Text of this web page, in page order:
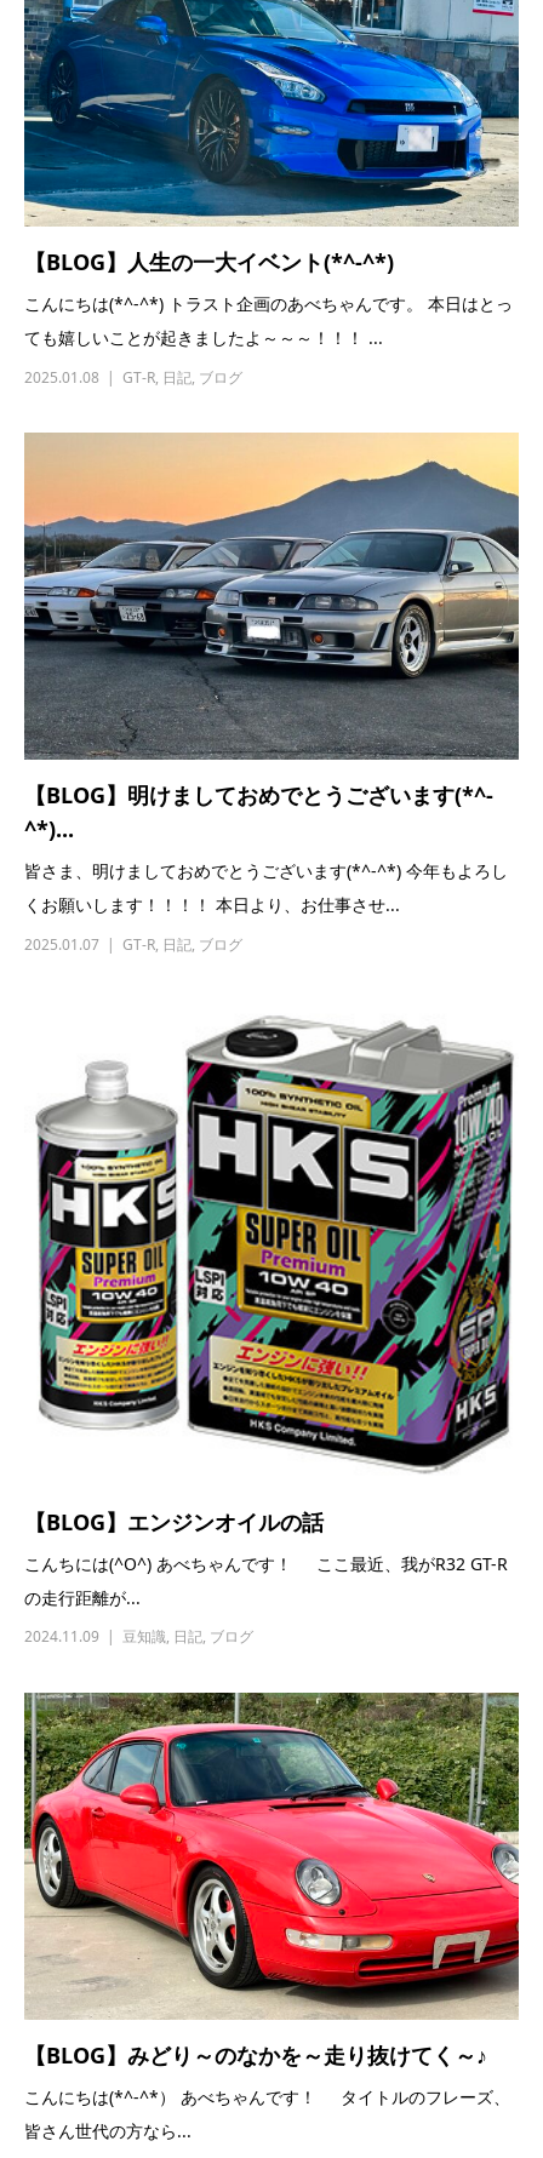
【BLOG】人生の一大イベント(*^-^*)
こんにちは(*^-^*) トラスト企画のあべちゃんです。 本日はとっ
ても嬉しいことが起きましたよ～～～！！！ ...
2025.01.08 GT-R, 日記, ブログ
【BLOG】明けましておめでとうございます(*^-
^*)...
皆さま、明けましておめでとうございます(*^-^*) 今年もよろし
くお願いします！！！！ 本日より、お仕事させ...
2025.01.07 GT-R, 日記, ブログ
【BLOG】エンジンオイルの話
こんちには(^O^) あべちゃんです！ ここ最近、我がR32 GT-R
の走行距離が...
2024.11.09 豆知識, 日記, ブログ
【BLOG】みどり～のなかを～走り抜けてく～♪
こんにちは(*^-^*） あべちゃんです！ タイトルのフレーズ、
皆さん世代の方なら...